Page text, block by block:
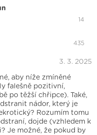
14
435
3. 3. 2025
aby níže zmíněné
falešně pozitivní,
po těžší chřipce). Také,
nádor, který je
Rozumím tomu
dojde (vzhledem k
Je možné, že pokud by